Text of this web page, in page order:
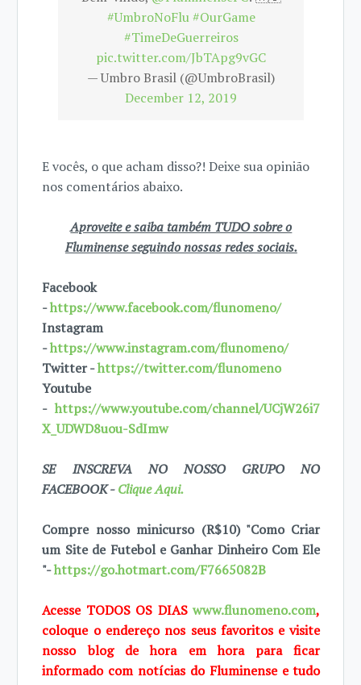
#UmbroNoFlu#OurGame
#TimeDeGuerreiros
pic.twitter.com/JbTApg9vGC
— Umbro Brasil (@UmbroBrasil)
December 12, 2019
E vocês, o que acham disso?! Deixe sua opinião
nos comentários abaixo.
Aproveite e saiba também TUDO sobre o
Fluminense seguindo nossas redes sociais.
Facebook
-https://www.facebook.com/flunomeno/
Instagram
-https://www.instagram.com/flunomeno/
Twitter -https://twitter.com/flunomeno
Youtube
-https://www.youtube.com/channel/UCjW26i7
X_UDWD8uou-SdImw
SE INSCREVA NO NOSSO GRUPO NO
FACEBOOK -Clique Aqui.
Compre nosso minicurso (R$10) "Como Criar
um Site de Futebol e Ganhar Dinheiro Com Ele
"-https://go.hotmart.com/F7665082B
Acesse TODOS OS DIASwww.flunomeno.com,
coloque o endereço nos seus favoritos e visite
nosso blog de hora em hora para ficar
informado com notícias do Fluminense e tudo